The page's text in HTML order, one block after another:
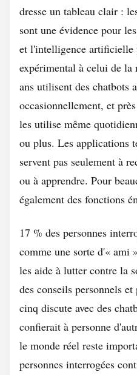
dresse un tableau clair :
sont une évidence pour
et l'intelligence artificielle
expérimental à celui de
ans utilisent des chatbots
occasionnellement, et
les utilise même
ou plus. Les applications
servent pas seulement à
ou à apprendre. Pour
également des fonctions
17 % des personnes
comme une sorte d'« ami
les aide à lutter contre la
des conseils personnels
cinq discute avec des
confierait à personne
le monde réel reste
personnes interrogées